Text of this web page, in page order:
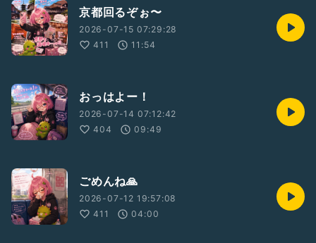
京都回るぞぉ〜
2026-07-15 07:29:28
411
11:54
おっはよー！
2026-07-14 07:12:42
404
09:49
ごめんね🙏
2026-07-12 19:57:08
411
04:00